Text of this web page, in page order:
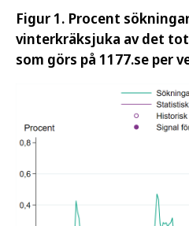
Figur 1. Procent
vinterkräksjuka av det
som görs på 1177.se per